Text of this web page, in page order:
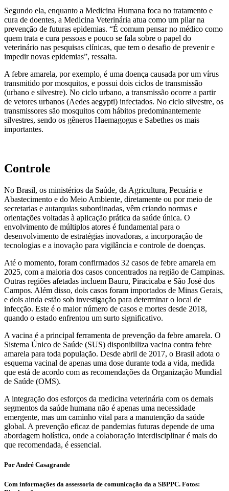
Segundo ela, enquanto a Medicina Humana foca no tratamento e
cura de doentes, a Medicina Veterinária atua como um pilar na
prevenção de futuras epidemias. “É comum pensar no médico como
quem trata e cura pessoas e pouco se fala sobre o papel do
veterinário nas pesquisas clínicas, que tem o desafio de prevenir e
impedir novas epidemias”, ressalta.
A febre amarela, por exemplo, é uma doença causada por um vírus
transmitido por mosquitos, e possui dois ciclos de transmissão
(urbano e silvestre). No ciclo urbano, a transmissão ocorre a partir
de vetores urbanos (Aedes aegypti) infectados. No ciclo silvestre, os
transmissores são mosquitos com hábitos predominantemente
silvestres, sendo os gêneros Haemagogus e Sabethes os mais
importantes.
Controle
No Brasil, os ministérios da Saúde, da Agricultura, Pecuária e
Abastecimento e do Meio Ambiente, diretamente ou por meio de
secretarias e autarquias subordinadas, vêm criando normas e
orientações voltadas à aplicação prática da saúde única. O
envolvimento de múltiplos atores é fundamental para o
desenvolvimento de estratégias inovadoras, a incorporação de
tecnologias e a inovação para vigilância e controle de doenças.
Até o momento, foram confirmados 32 casos de febre amarela em
2025, com a maioria dos casos concentrados na região de Campinas.
Outras regiões afetadas incluem Bauru, Piracicaba e São José dos
Campos. Além disso, dois casos foram importados de Minas Gerais,
e dois ainda estão sob investigação para determinar o local de
infecção. Este é o maior número de casos e mortes desde 2018,
quando o estado enfrentou um surto significativo.
A vacina é a principal ferramenta de prevenção da febre amarela. O
Sistema Único de Saúde (SUS) disponibiliza vacina contra febre
amarela para toda população. Desde abril de 2017, o Brasil adota o
esquema vacinal de apenas uma dose durante toda a vida, medida
que está de acordo com as recomendações da Organização Mundial
de Saúde (OMS).
A integração dos esforços da medicina veterinária com os demais
segmentos da saúde humana não é apenas uma necessidade
emergente, mas um caminho vital para a manutenção da saúde
global. A prevenção eficaz de pandemias futuras depende de uma
abordagem holística, onde a colaboração interdisciplinar é mais do
que recomendada, é essencial.
Por André Casagrande
Com informações da assessoria de comunicação da a SBPPC. Fotos: